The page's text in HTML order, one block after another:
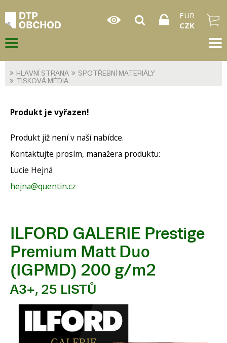
EUR
CZK
HLAVNÍ STRANA
SPOTŘEBNÍ MATERIÁLY
TISKOVÁ MÉDIA
Produkt je vyřazen!
Produkt již není v naší nabídce.
Kontaktujte prosím, manažera produktu:
Lucie Hejná
hejna@quentin.cz
ILFORD GALERIE Prestige
Premium Matt Duo
(IGPMD) 200 g/m2
A3+, 25 LISTŮ